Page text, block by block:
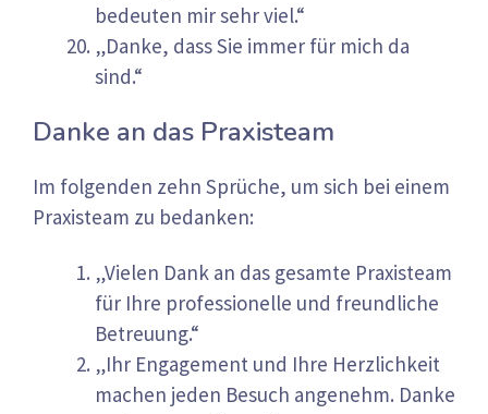
bedeuten mir sehr viel.“
„Danke, dass Sie immer für mich da
sind.“
Danke an das Praxisteam
Im folgenden zehn Sprüche, um sich bei einem
Praxisteam zu bedanken:
„Vielen Dank an das gesamte Praxisteam
für Ihre professionelle und freundliche
Betreuung.“
„Ihr Engagement und Ihre Herzlichkeit
machen jeden Besuch angenehm. Danke